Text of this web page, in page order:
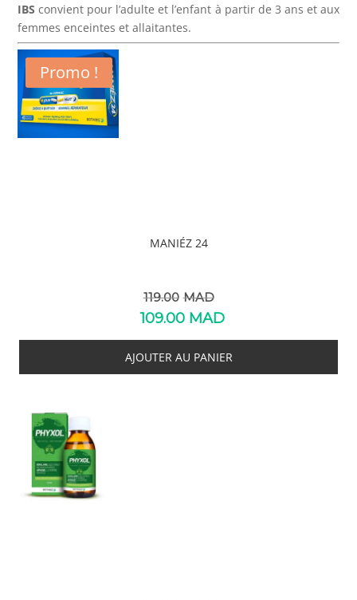
IBSconvient pour l’adulte et l’enfant à partir de 3 ans et aux
femmes enceintes et allaitantes.
Promo !
MANIÉZ 24
119.00 MADLe
prix
initial
était :
119.00MAD.
109.00 MAD
Le
prix
AJOUTER AU PANIER